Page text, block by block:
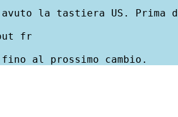
avuto la tastiera US.
fr
al prossimo cambio.